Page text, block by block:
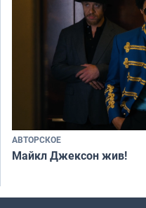
АВТОРСКОЕ
Майкл Джексон жив!